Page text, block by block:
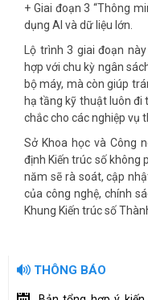
+ Giai đoạn 3 “Thông
dụng AI và dữ liệu lớn.
Lộ trình 3 giai đoạn
hợp với chu kỳ ngân
bộ máy, mà còn giúp
hạ tầng kỹ thuật luôn
chắc cho các nghiệp vụ
Sở Khoa học và Công
định Kiến trúc số không
năm sẽ rà soát, cập
của công nghệ, chính
Khung Kiến trúc số
THÔNG BÁO